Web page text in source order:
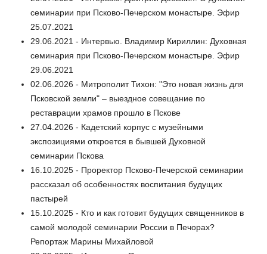
семинарии при Псково-Печерском монастыре. Эфир
25.07.2021
29.06.2021 - Интервью. Владимир Кириллин: Духовная
семинария при Псково-Печерском монастыре. Эфир
29.06.2021
02.06.2026 - Митрополит Тихон: "Это новая жизнь для
Псковской земли" – выездное совещание по
реставрации храмов прошло в Пскове
27.04.2026 - Кадетский корпус с музейными
экспозициями откроется в бывшей Духовной
семинарии Пскова
16.10.2025 - Проректор Псково-Печерской семинарии
рассказал об особенностях воспитания будущих
пастырей
15.10.2025 - Кто и как готовит будущих священников в
самой молодой семинарии России в Печорах?
Репортаж Марины Михайловой